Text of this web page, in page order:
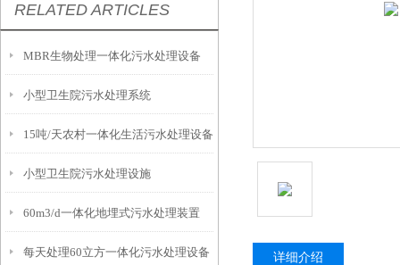
RELATED ARTICLES
MBR生物处理一体化污水处理设备
小型卫生院污水处理系统
15吨/天农村一体化生活污水处理设备
小型卫生院污水处理设施
60m3/d一体化地埋式污水处理装置
每天处理60立方一体化污水处理设备 详细介绍